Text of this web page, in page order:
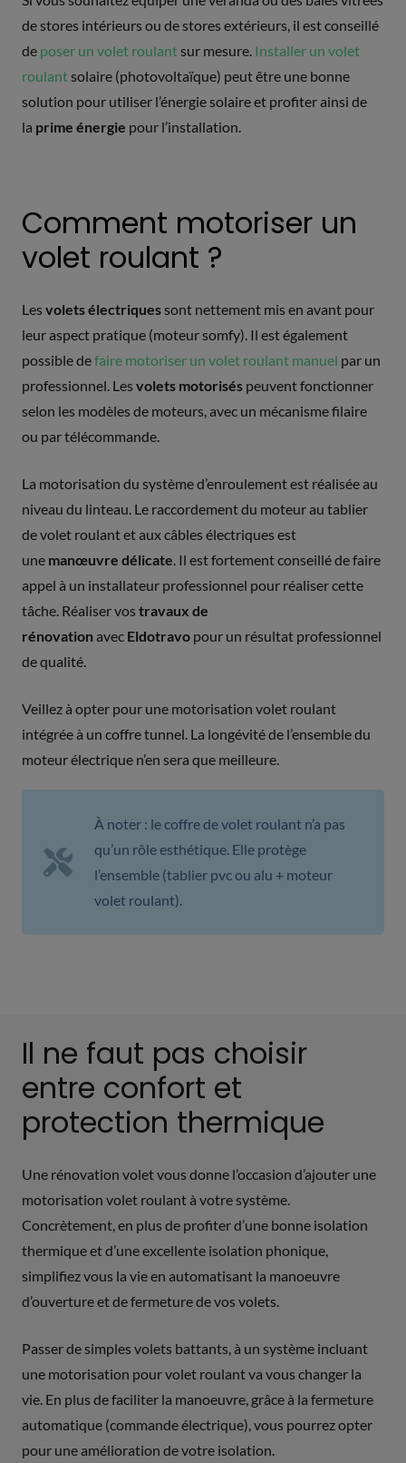
de stores intérieurs ou de stores extérieurs, il est conseillé
de poser un volet roulantsur mesure. Installer un volet
roulantsolaire (photovoltaïque) peut être une bonne
solution pour utiliser l’énergie solaire et profiter ainsi de
la prime énergie pour l’installation.
Comment motoriser un
volet roulant ?
Lesvolets électriquessont nettement mis en avant pour
leur aspect pratique (moteur somfy). Il est également
possible defaire motoriser un volet roulant manuel par un
professionnel. Lesvolets motorisés peuvent fonctionner
selon les modèles de moteurs, avec un mécanisme filaire
ou par télécommande.
La motorisation du système d’enroulement est réalisée au
niveau du linteau. Le raccordement du moteur au tablier
de volet roulant et aux câbles électriques est
une manœuvre délicate. Il est fortement conseillé de faire
appel à un installateur professionnel pour réaliser cette
tâche. Réaliser vostravaux de
rénovationavec Eldotravo pour un résultat professionnel
de qualité.
Veillez à opter pour une motorisation volet roulant
intégrée à un coffre tunnel. La longévité de l’ensemble du
moteur électrique n’en sera que meilleure.
À noter : le coffre de volet roulant n’a pas
qu’un rôle esthétique. Elle protège
l’ensemble (tablier pvc ou alu + moteur
volet roulant).
Il ne faut pas choisir
entre confort et
protection thermique
Une rénovation volet vous donne l’occasion d’ajouter une
motorisation volet roulant à votre système.
Concrètement, en plus de profiter d’une bonne isolation
thermique et d’une excellente isolation phonique,
simplifiez vous la vie en automatisant la manoeuvre
d’ouverture et de fermeture de vos volets.
Passer de simples volets battants, à un système incluant
une motorisation pour volet roulant va vous changer la
vie. En plus de faciliter la manoeuvre, grâce à la fermeture
automatique (commande électrique), vous pourrez opter
pour une amélioration de votre isolation.